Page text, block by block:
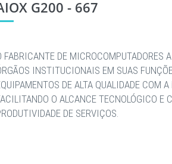
G200 - 667
FABRICANTE DE MICROCOMPUTADORES
INSTITUCIONAIS EM SUAS
DE ALTA QUALIDADE COM
O ALCANCE TECNOLÓGICO E
DE SERVIÇOS.